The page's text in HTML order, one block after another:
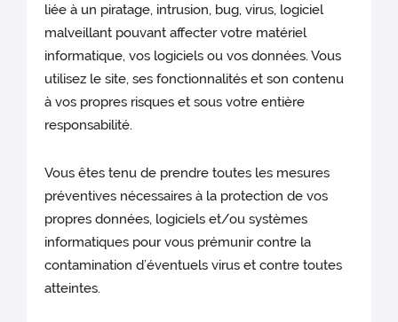
liée à un piratage, intrusion, bug, virus, logiciel
malveillant pouvant affecter votre matériel
informatique, vos logiciels ou vos données. Vous
utilisez le site, ses fonctionnalités et son contenu
à vos propres risques et sous votre entière
responsabilité.
Vous êtes tenu de prendre toutes les mesures
préventives nécessaires à la protection de vos
propres données, logiciels et/ou systèmes
informatiques pour vous prémunir contre la
contamination d’éventuels virus et contre toutes
atteintes.